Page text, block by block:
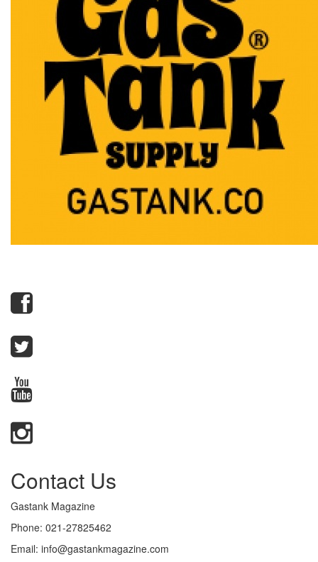
Contact Us
Gastank Magazine
Phone: 021-27825462
Email: info@gastankmagazine.com